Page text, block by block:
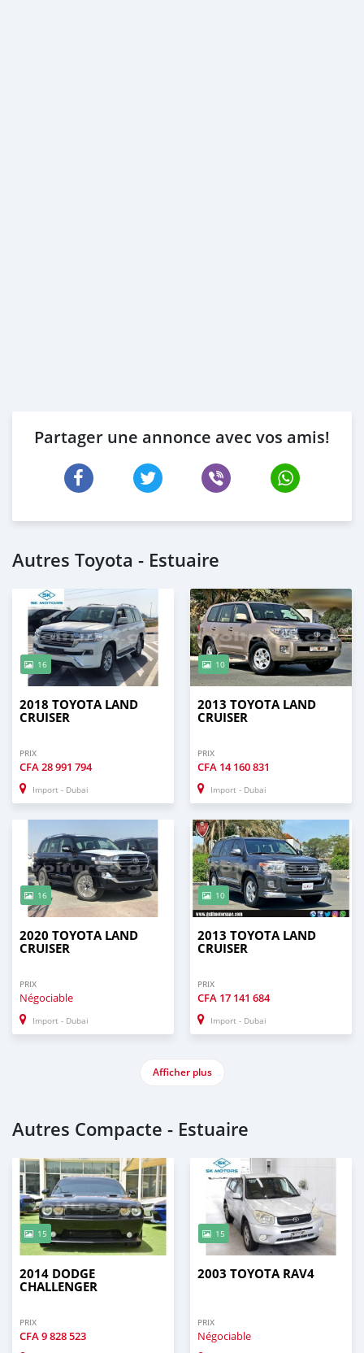
Partager une annonce avec vos amis!
Autres Toyota - Estuaire
16
2018 TOYOTA LAND
CRUISER
PRIX
CFA28 991 794
Import - Dubai
10
2013 TOYOTA LAND
CRUISER
PRIX
CFA 14 160 831
Import - Dubai
16
2020 TOYOTA LAND
CRUISER
PRIX
Négociable
Import - Dubai
10
2013 TOYOTA LAND
CRUISER
PRIX
CFA 17 141 684
Import - Dubai
Afficher plus
Autres Compacte - Estuaire
15
2014 DODGE
CHALLENGER
PRIX
CFA9 828 523
15
2003 TOYOTA RAV4
PRIX
Négociable